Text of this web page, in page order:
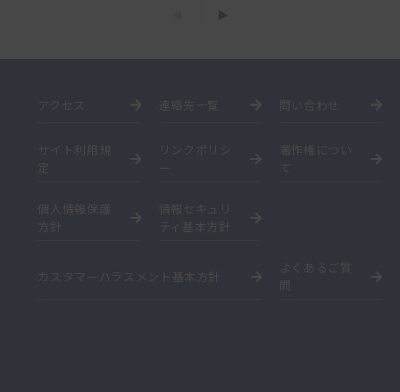
アクセス 連絡先一覧 問い合わせ
サイト利用規
定
リンクポリシ
ー
著作権につい
て
個人情報保護
方針
情報セキュリ
ティ基本方針
カスタマーハラスメント基本方針
よくあるご質
問